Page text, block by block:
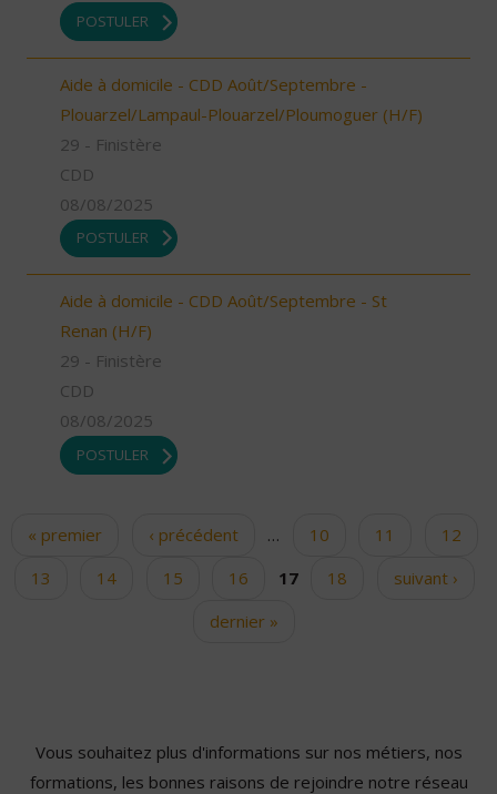
POSTULER
Aide à domicile - CDD Août/Septembre -
Plouarzel/Lampaul-Plouarzel/Ploumoguer (H/F)
29 - Finistère
CDD
08/08/2025
POSTULER
Aide à domicile - CDD Août/Septembre - St
Renan (H/F)
29 - Finistère
CDD
08/08/2025
POSTULER
Pages
« premier ‹ précédent … 10 11
12
13
14 15 16 17 18
suivant ›
dernier »
Vous souhaitez plus d'informations sur nos métiers, nos
formations, les bonnes raisons de rejoindre notre réseau